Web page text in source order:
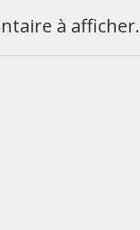
à afficher.